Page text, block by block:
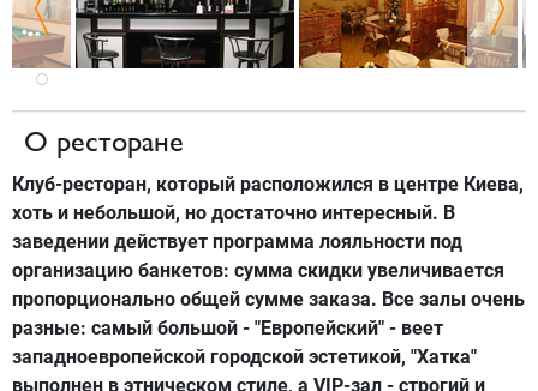
О ресторане
Клуб-ресторан, который расположился в центре Киева,
хоть и небольшой, но достаточно интересный. В
заведении действует программа лояльности под
организацию банкетов: сумма скидки увеличивается
пропорционально общей сумме заказа. Все залы очень
разные: самый большой - "Европейский" - веет
западноевропейской городской эстетикой, "Хатка"
выполнен в этническом стиле, а VIP-зал - строгий и